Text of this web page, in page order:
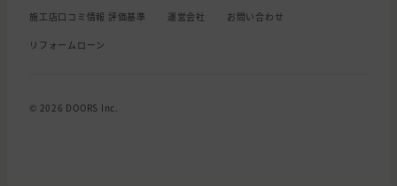
施工店口コミ情報 評価基準 運営会社 お問い合わせ
リフォームローン
© 2026 DOORS Inc.